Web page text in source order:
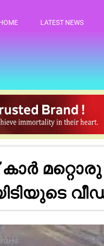
LATEST NEWS
മറ്റൊരു